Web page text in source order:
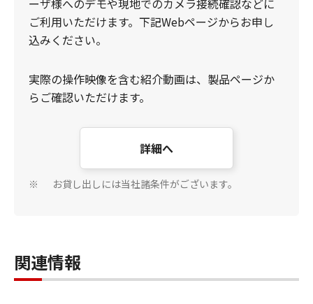
ーザ様へのデモや現地でのカメラ接続確認などに
ご利用いただけます。下記Webページからお申し
込みください。
実際の操作映像を含む紹介動画は、製品ページか
らご確認いただけます。
詳細へ
※ お貸し出しには当社諸条件がございます。
関連情報